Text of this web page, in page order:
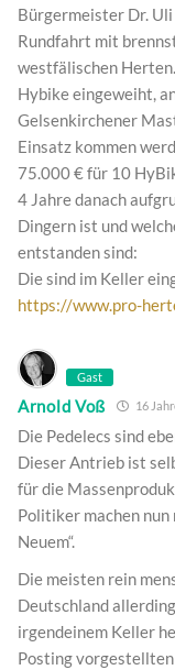
Bürgermeister Dr.
Rundfahrt mit
westfälischen
Hybike eingeweiht,
Gelsenkirchener
Einsatz kommen
75.000 € für 10
4 Jahre danach
Dingern ist und
entstanden sind:
Die sind im Keller
https://www.pro-
Gast
Arnold Voß 16
Die Pedelecs sind
Dieser Antrieb ist
für die
Politiker machen nun
Neuem“.
Die meisten rein
Deutschland
irgendeinem Keller
Posting